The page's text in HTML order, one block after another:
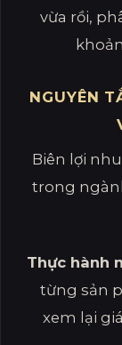
vừa rồi,
NGUYÊN
Biên lợi
trong
Thực hành
từng sản
xem lại